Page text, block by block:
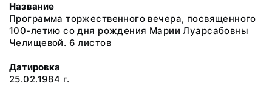
Название
Программа торжественного вечера, посвященного
100-летию со дня рождения Марии Луарсабовны
Челищевой. 6 листов
Датировка
25.02.1984 г.